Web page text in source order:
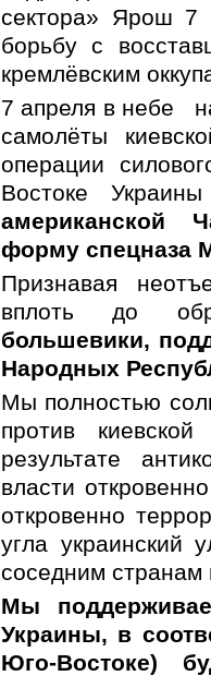
сектора» Ярош 7
борьбу с
кремлёвским
7 апреля в небе
самолёты
операции
Востоке
американской
форму спецназа
Признавая
вплоть до
большевики,
Народных
Мы полностью
против
результате
власти
откровенно
угла украинский
соседним
Мы
Украины, в
Юго-Востоке)